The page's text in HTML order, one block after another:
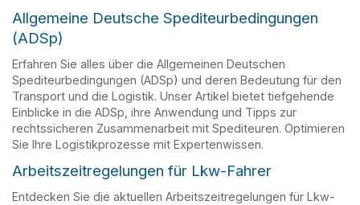
Allgemeine Deutsche Spediteurbedingungen
(ADSp)
Erfahren Sie alles über die Allgemeinen Deutschen
Spediteurbedingungen (ADSp) und deren Bedeutung für den
Transport und die Logistik. Unser Artikel bietet tiefgehende
Einblicke in die ADSp, ihre Anwendung und Tipps zur
rechtssicheren Zusammenarbeit mit Spediteuren. Optimieren
Sie Ihre Logistikprozesse mit Expertenwissen.
Arbeitszeitregelungen für Lkw-Fahrer
Entdecken Sie die aktuellen Arbeitszeitregelungen für Lkw-